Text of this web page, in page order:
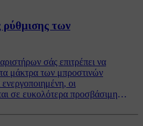
ρύθμισης των
σάς επιτρέπει να
τα μάκτρα των μπροστινών
οι
σε ευκολότερα προσβάσιμη